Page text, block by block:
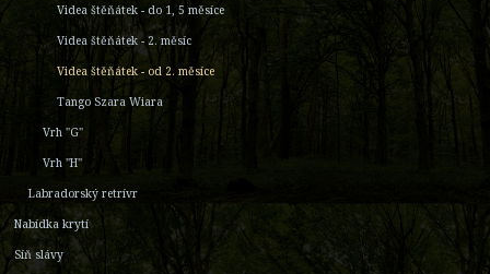
Videa štěňátek - do 1, 5 měsíce
Videa štěňátek - 2. měsíc
Videa štěňátek - od 2. měsíce
Tango Szara Wiara
Vrh "G"
Vrh "H"
Labradorský retrívr
Nabídka krytí
Síň slávy